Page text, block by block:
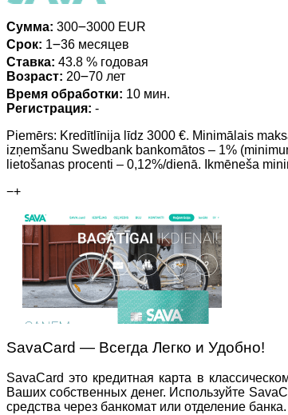
Сумма: 300౼3000 EUR
Срок: 1౼36 месяцев
Ставка: 43.8 % годовая
Возраст: 20౼70 лет
Время обработки: 10 мин.
Регистрация: -
Piemērs: Kredītlīnija līdz 3000 €. Minimālais
izņemšanu Swedbank bankomātos – 1%
lietošanas procenti – 0,12%/dienā. Ikmēneša
−+
SavaCard — Всегда Легко и Удобно!
SavaCard это кредитная карта в
Ваших собственных денег. Используйте
средства через банкомат или отделение